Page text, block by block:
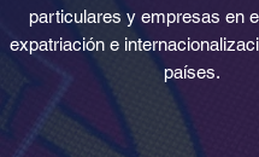
particulares y empresas en
expatriación e
países.